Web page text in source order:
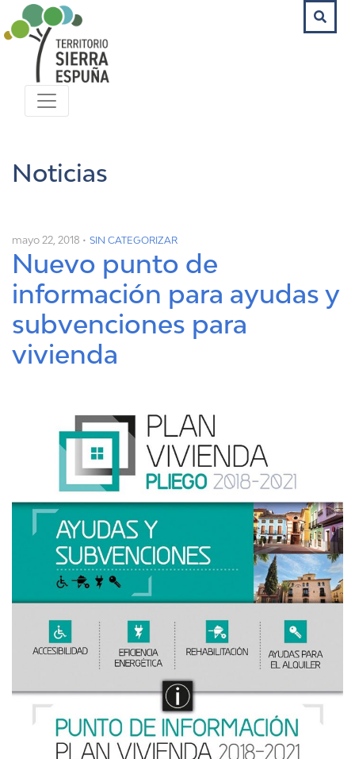
Noticias
mayo 22, 2018 • SIN CATEGORIZAR
Nuevo punto de
información para ayudas y
subvenciones para
vivienda